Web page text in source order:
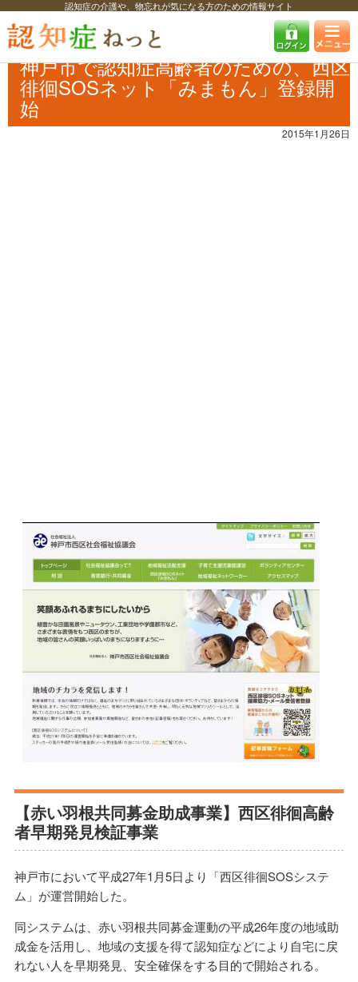
認知症の介護や、物忘れが気になる方のための情報サイト
認知症ねっと 認知症最新ニュース 自治体・企業
神戸市で認知症高齢
者のための、西区徘徊SOSネット「みまもん」登録開始
神戸市で認知症高齢者のための、西区
徘徊SOSネット「みまもん」登録開
始
2015年1月26日
【赤い羽根共同募金助成事業】西区徘徊高齢
者早期発見検証事業
神戸市において平成27年1月5日より「西区徘徊SOSシステ
ム」が運営開始した。
同システムは、赤い羽根共同募金運動の平成26年度の地域助
成金を活用し、地域の支援を得て認知症などにより自宅に戻
れない人を早期発見、安全確保をする目的で開始される。